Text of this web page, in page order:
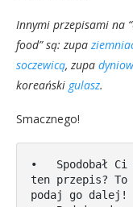
Innymi przepisami na
food” są: zupa
soczewicą, zupa
koreański gulasz.
Smacznego!
•   Spodobał
ten przepis? To
podaj go dalej!